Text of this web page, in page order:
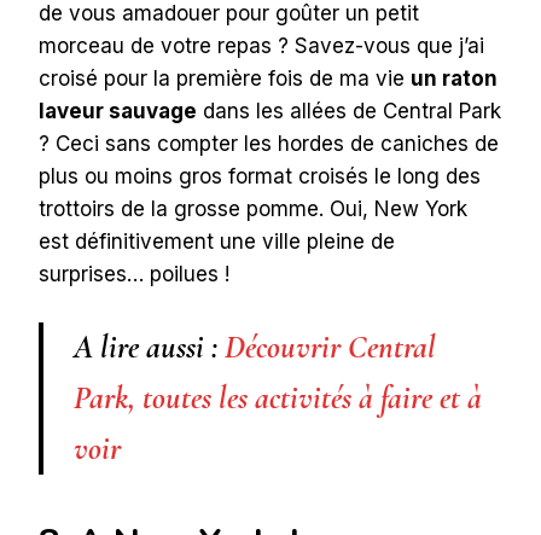
de vous amadouer pour goûter un petit
morceau de votre repas ? Savez-vous que j’ai
croisé pour la première fois de ma vie un raton
laveur sauvage dans les allées de Central Park
? Ceci sans compter les hordes de caniches de
plus ou moins gros format croisés le long des
trottoirs de la grosse pomme. Oui, New York
est définitivement une ville pleine de
surprises… poilues !
A lire aussi :Découvrir Central
Park, toutes les activités à faire et à
voir